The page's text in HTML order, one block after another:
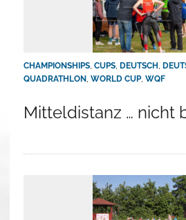
CHAMPIONSHIPS, CUPS, DEUTSCH ,
QUADRATHLON , WORLD CUP, WQF
Mitteldistanz … nicht